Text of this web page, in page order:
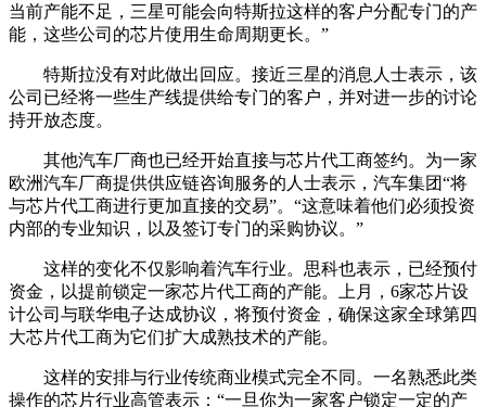
当前产能不足，三星可能会向特斯拉这样的客户分配专门的产
能，这些公司的芯片使用生命周期更长。”
特斯拉没有对此做出回应。接近三星的消息人士表示，该
公司已经将一些生产线提供给专门的客户，并对进一步的讨论
持开放态度。
其他汽车厂商也已经开始直接与芯片代工商签约。为一家
欧洲汽车厂商提供供应链咨询服务的人士表示，汽车集团“将
与芯片代工商进行更加直接的交易”。“这意味着他们必须投资
内部的专业知识，以及签订专门的采购协议。”
这样的变化不仅影响着汽车行业。思科也表示，已经预付
资金，以提前锁定一家芯片代工商的产能。上月，6家芯片设
计公司与联华电子达成协议，将预付资金，确保这家全球第四
大芯片代工商为它们扩大成熟技术的产能。
这样的安排与行业传统商业模式完全不同。一名熟悉此类
操作的芯片行业高管表示：“一旦你为一家客户锁定一定的产